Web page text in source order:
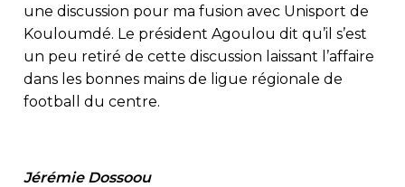
une discussion pour ma fusion avec Unisport de
Kouloumdé. Le président Agoulou dit qu’il s’est
un peu retiré de cette discussion laissant l’affaire
dans les bonnes mains de ligue régionale de
football du centre.
Jérémie Dossoou